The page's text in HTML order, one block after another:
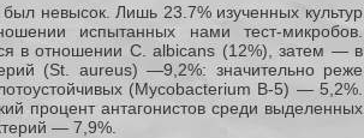
невысок. Лишь 23.7% изученных культур
испытанных нами тест-микробов.
в отношении С. albicans (12%), затем — в
(St. aureus) —9,2%: значительно реже
(Mycobacterium В-5) — 5,2%.
процент антагонистов среди выделенных
— 7,9%.